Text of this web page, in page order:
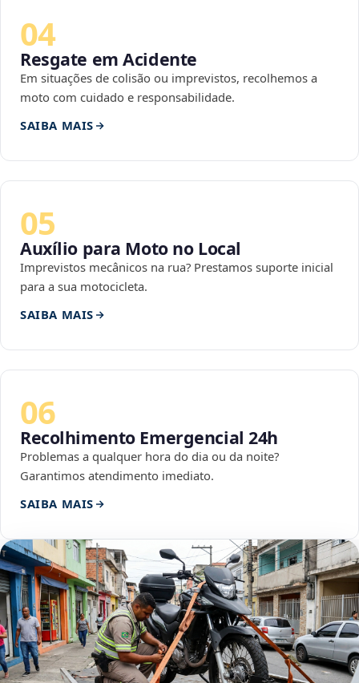
04
Resgate em Acidente
Em situações de colisão ou imprevistos, recolhemos a
moto com cuidado e responsabilidade.
SAIBA MAIS
05
Auxílio para Moto no Local
Imprevistos mecânicos na rua? Prestamos suporte inicial
para a sua motocicleta.
SAIBA MAIS
06
Recolhimento Emergencial 24h
Problemas a qualquer hora do dia ou da noite?
Garantimos atendimento imediato.
SAIBA MAIS